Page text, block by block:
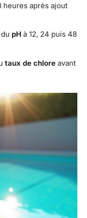
après ajout
pH à 12, 24 puis 48
taux de chlore avant